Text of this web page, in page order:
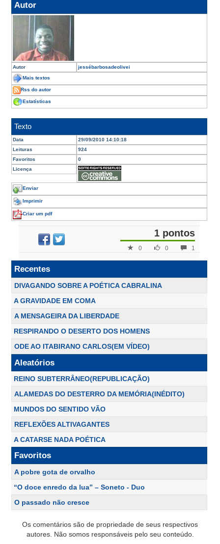
Autor
Autor jessébarbosadeolivei
Mais textos
Rss do autor
Estatísticas
Texto
Data
29/09/2010 14:10:18
Leituras
924
Favoritos
0
Licença
Enviar
Imprimir
Criar um pdf
1 pontos
1
0
0
Recentes
DIVAGANDO SOBRE A POÉTICA CABRALINA
A GRAVIDADE EM COMA
A MENSAGEIRA DA LIBERDADE
RESPIRANDO O DESERTO DOS HOMENS
ODE AO ITABIRANO CARLOS(EM VÍDEO)
Aleatórios
REINO SUBTERRÂNEO(REPUBLICAÇÃO)
ALAMEDAS DO DESTERRO DA MEMÓRIA(INÉDITO)
MUNDOS DO SENTIDO VÃO
REFLEXÕES ALTIVAGANTES
A CATARSE NADA POÉTICA
Favoritos
A pobre gota de orvalho
“O doce enredo da lua” – Soneto - Duo
O passado não cresce
Os comentários são de propriedade de seus respectivos
autores. Não somos responsáveis pelo seu conteúdo.